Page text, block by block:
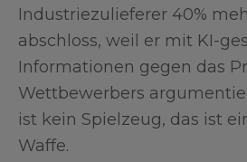
Industriezulieferer 40%
abschloss, weil er mit KI-
Informationen gegen das
Wettbewerbers
ist kein Spielzeug, das ist
Waffe.